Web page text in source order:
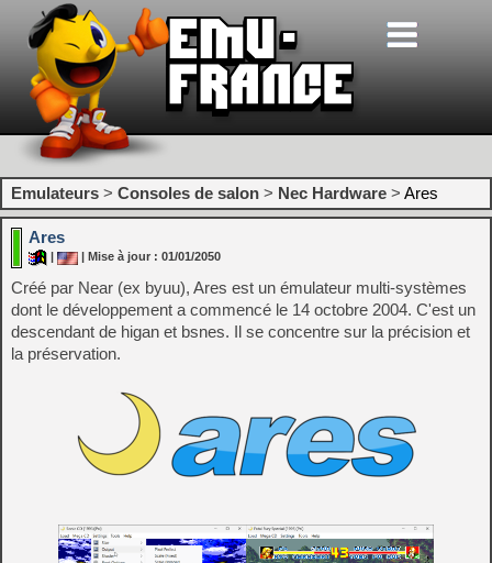
Emulateurs > Consoles de salon > Nec Hardware > Ares
Ares
| Mise à jour : 01/01/2050
Créé par Near (ex byuu), Ares est un émulateur multi-systèmes
dont le développement a commencé le 14 octobre 2004. C'est un
descendant de higan et bsnes. Il se concentre sur la précision et
la préservation.